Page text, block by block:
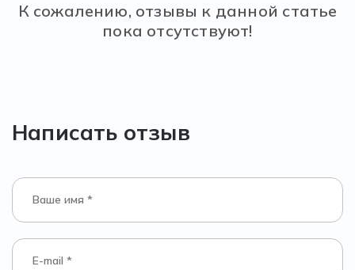
К сожалению, отзывы к данной статье
пока отсутствуют!
Написать отзыв